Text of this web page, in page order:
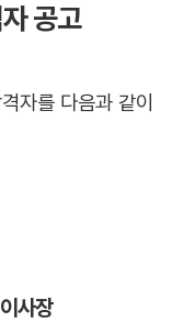
공고
자를 다음과 같이
사장